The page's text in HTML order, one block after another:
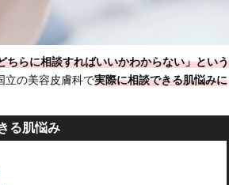
ちらに相談すればいいかわからない」という
立の美容皮膚科で実際に相談できる肌悩みに
る肌悩み